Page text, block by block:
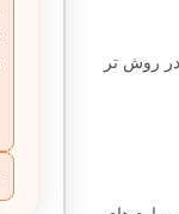
روش تر